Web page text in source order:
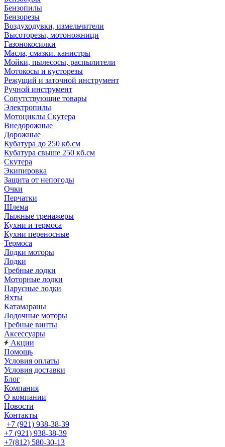
Бензопилы
Бензорезы
Воздуходувки, измельчители
Высоторезы, мотоножници
Газонокосилки
Масла, смазки. канистры
Мойки, пылесосы, распылители
Мотокосы и кусторезы
Режущий и заточной инструмент
Ручной инструмент
Сопутствующие товары
Электропилы
Мотоциклы Скутера
Внедорожные
Дорожные
Кубатура до 250 кб.см
Кубатура свыше 250 кб.см
Скутера
Экипировка
Защита от непогоды
Очки
Перчатки
Шлема
Лыжные тренажеры
Кухни и термоса
Кухни переносные
Термоса
Лодки моторы
Лодки
Гребные лодки
Моторные лодки
Парусные лодки
Яхты
Катамараны
Лодочные моторы
Гребные винты
Аксессуары
Акции
Помощь
Условия оплаты
Условия доставки
Блог
Компания
О компании
Новости
Контакты
+7 (921) 938-38-39
+7 (921) 938-38-39
+7(812) 580-30-13